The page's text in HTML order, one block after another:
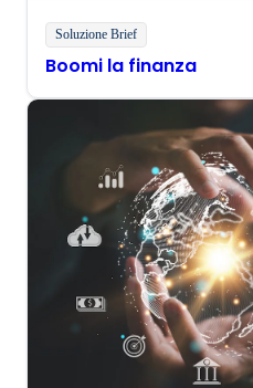
Soluzione Brief
Boomi la finanza